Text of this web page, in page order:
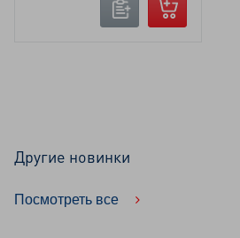
Другие новинки
Посмотреть все